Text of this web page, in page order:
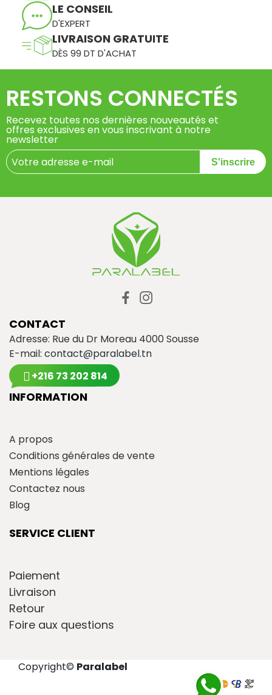
LE CONSEIL
D'EXPERT
LIVRAISON GRATUITE
DÈS 99 DT D'ACHAT
RESTONS CONNECTÉS
Recevez toutes nos dernières nouveautés et
offres exclusives en vous inscrivant à notre
newsletter
S'inscrire
CONTACT
Adresse: Rue du Dr Moreau 4000 Sousse
E-mail: contact@paralabel.tn
+216 73 202 814
INFORMATION
A propos
Conditions générales de vente
Mentions légales
Contactez nous
Blog
SERVICE CLIENT
Paiement
Livraison
Retour
Foire aux questions
Copyright© Paralabel